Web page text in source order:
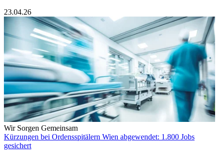
23.04.26
Wir Sorgen Gemeinsam
Kürzungen bei Ordensspitälern Wien abgewendet: 1.800 Jobs
gesichert